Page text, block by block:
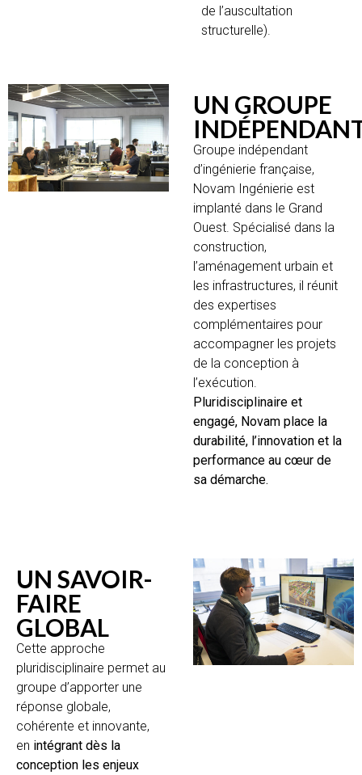
de l’auscultation
structurelle).
UN GROUPE
Groupe indépendant
d’ingénierie française,
Novam Ingénierie est
implanté dans le Grand
Ouest. Spécialisé dans la
construction,
l’aménagement urbain et
les infrastructures, il réunit
des expertises
complémentaires pour
accompagner les projets
de la conception à
l’exécution.
Pluridisciplinaire et
engagé, Novam place la
durabilité, l’innovation et la
performance au cœur de
sa démarche.
UN SAVOIR-
FAIRE
GLOBAL
Cette approche
pluridisciplinaire permet au
groupe d’apporter une
réponse globale,
cohérente et innovante,
en intégrant dès la
conception les enjeux